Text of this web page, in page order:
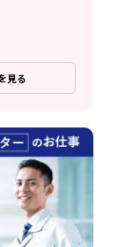
見る